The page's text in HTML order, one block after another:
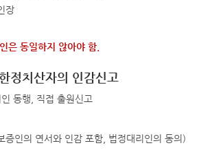
장
은 동일하지 않아야 함.
정치산자의 인감신고
동행, 직접 출원신고
증인의 연서와 인감 포함, 법정대리인의 동의)